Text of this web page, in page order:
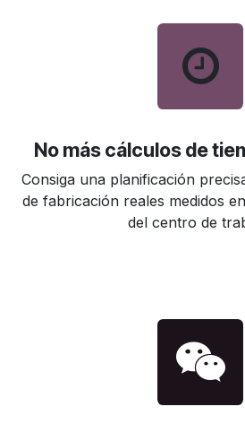
No más cálculos de
Consiga una planificación
de fabricación reales medidos
del centro de